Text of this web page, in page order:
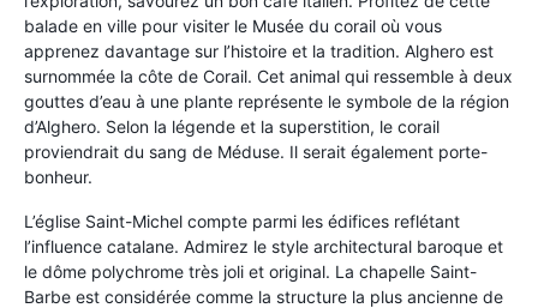
balade en ville pour visiter le Musée du corail où vous
apprenez davantage sur l’histoire et la tradition. Alghero est
surnommée la côte de Corail. Cet animal qui ressemble à deux
gouttes d’eau à une plante représente le symbole de la région
d’Alghero. Selon la légende et la superstition, le corail
proviendrait du sang de Méduse. Il serait également porte-
bonheur.
L’église Saint-Michel compte parmi les édifices reflétant
l’influence catalane. Admirez le style architectural baroque et
le dôme polychrome très joli et original. La chapelle Saint-
Barbe est considérée comme la structure la plus ancienne de